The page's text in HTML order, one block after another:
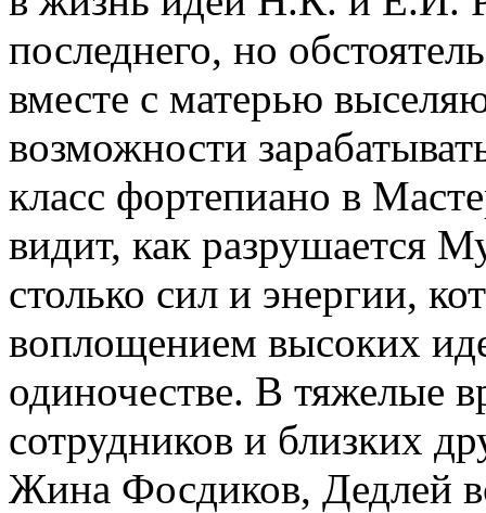
последнего, но
вместе с матерью
возможности
класс фортепиано в
видит, как разрушается
столько сил и энергии,
воплощением высоких
одиночестве. В тяжелые
сотрудников и близких
Жина Фосдиков, Дедлей